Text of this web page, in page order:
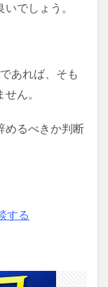
いでしょう。
あれば、そも
ん。
めるべきか判断
する